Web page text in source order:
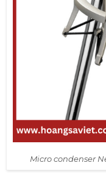
Micro condenser